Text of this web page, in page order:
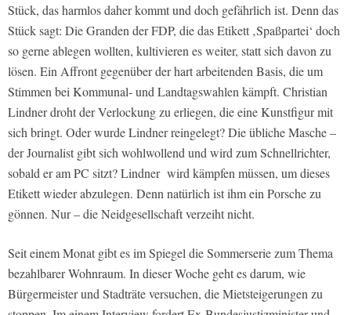
Stück, das harmlos daher kommt und doch gefährlich ist. Denn das
Stück sagt: Die Granden der FDP, die das Etikett ‚Spaßpartei‘ doch
so gerne ablegen wollten, kultivieren es weiter, statt sich davon zu
lösen. Ein Affront gegenüber der hart arbeitenden Basis, die um
Stimmen bei Kommunal- und Landtagswahlen kämpft. Christian
Lindner droht der Verlockung zu erliegen, die eine Kunstfigur mit
sich bringt. Oder wurde Lindner reingelegt? Die übliche Masche –
der Journalist gibt sich wohlwollend und wird zum Schnellrichter,
sobald er am PC sitzt? Lindner wird kämpfen müssen, um dieses
Etikett wieder abzulegen. Denn natürlich ist ihm ein Porsche zu
gönnen. Nur – die Neidgesellschaft verzeiht nicht.
Seit einem Monat gibt es im Spiegel die Sommerserie zum Thema
bezahlbarer Wohnraum. In dieser Woche geht es darum, wie
Bürgermeister und Stadträte versuchen, die Mietsteigerungen zu